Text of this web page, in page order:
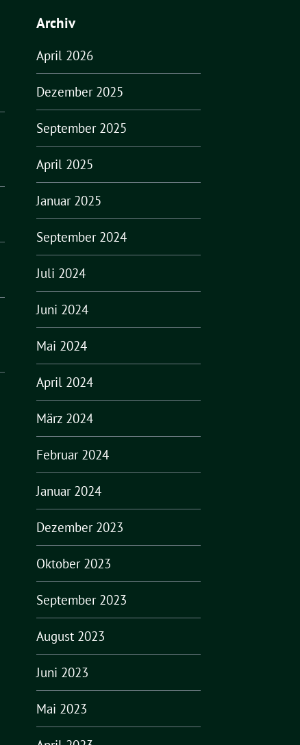
Archiv
April 2026
Dezember 2025
September 2025
April 2025
Januar 2025
September 2024
Juli 2024
Juni 2024
Mai 2024
April 2024
März 2024
Februar 2024
Januar 2024
Dezember 2023
Oktober 2023
September 2023
August 2023
Juni 2023
Mai 2023